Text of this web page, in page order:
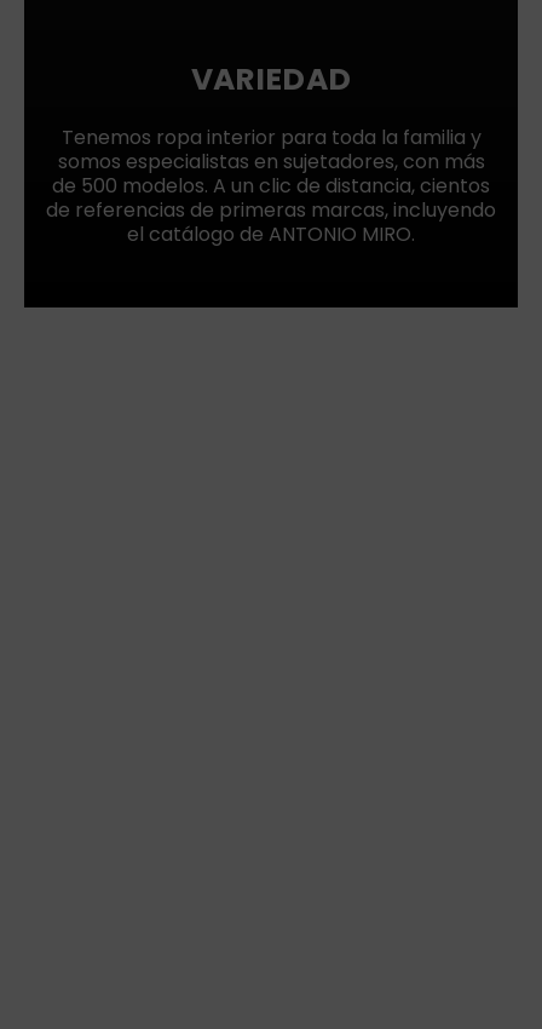
VARIEDAD
Tenemos ropa interior para toda la familia y
somos especialistas en sujetadores, con más
de 500 modelos. A un clic de distancia, cientos
de referencias de primeras marcas, incluyendo
el catálogo de ANTONIO MIRO.